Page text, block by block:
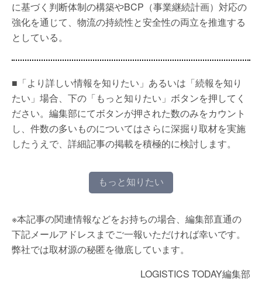
に基づく判断体制の構築やBCP（事業継続計画）対応の
強化を通じて、物流の持続性と安全性の両立を推進する
としている。
■「より詳しい情報を知りたい」あるいは「続報を知り
たい」場合、下の「もっと知りたい」ボタンを押してく
ださい。編集部にてボタンが押された数のみをカウント
し、件数の多いものについてはさらに深掘り取材を実施
したうえで、詳細記事の掲載を積極的に検討します。
もっと知りたい
※本記事の関連情報などをお持ちの場合、編集部直通の
下記メールアドレスまでご一報いただければ幸いです。
弊社では取材源の秘匿を徹底しています。
LOGISTICS TODAY編集部